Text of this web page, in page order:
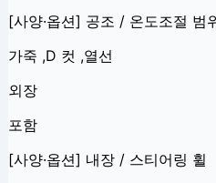
[사양·옵션] 공조 / 온도조절 범
가죽 ,D 컷 ,열선
외장
포함
[사양·옵션] 내장 / 스티어링 휠